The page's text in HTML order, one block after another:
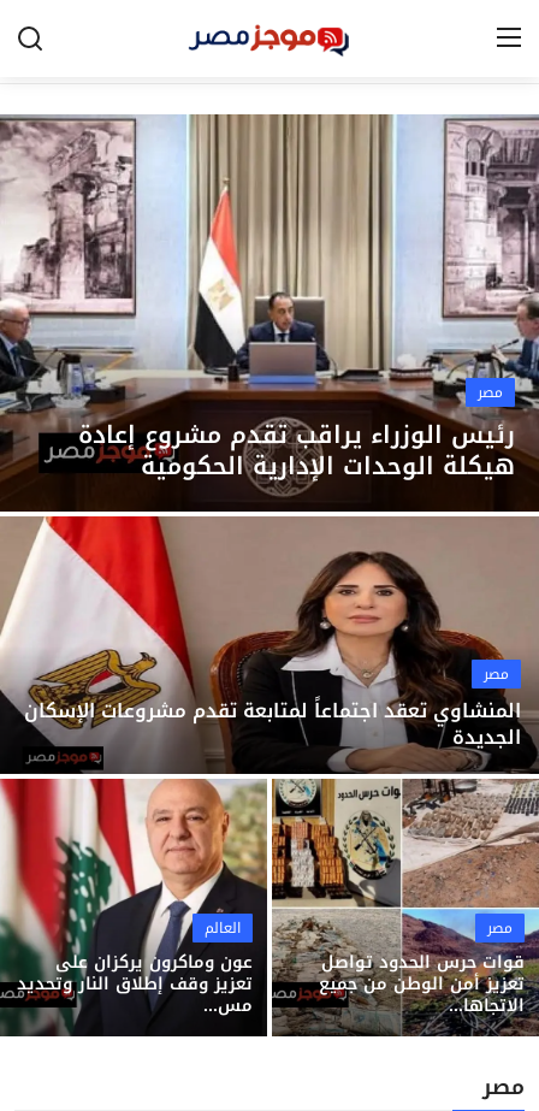
الرئيسية
مصر
الخليج
العالم
الرياضة
اقتصاد
تكنولوجيا
التعليم
منوعات
مصر
رئيس الوزراء يراقب تقدم مشروع إعادة
هيكلة الوحدات الإدارية الحكومية
مصر
المنشاوي تعقد اجتماعاً لمتابعة تقدم مشروعات الإسكان
الجديدة
مصر
قوات حرس الحدود تواصل
تعزيز أمن الوطن من جميع
الاتجاها...
العالم
عون وماكرون يركزان على
تعزيز وقف إطلاق النار وتحديد
مس...
مصر